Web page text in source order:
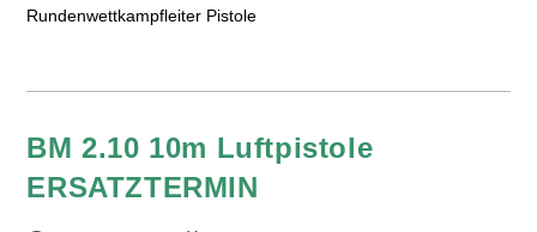
Rundenwettkampfleiter Pistole
BM 2.10 10m Luftpistole
ERSATZTERMIN